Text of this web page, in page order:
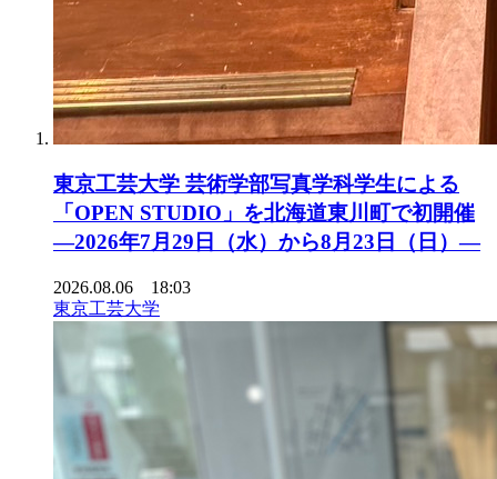
東京工芸大学 芸術学部写真学科学生による
「OPEN STUDIO」を北海道東川町で初開催
―2026年7月29日（水）から8月23日（日）―
2026.08.06 18:03
東京工芸大学